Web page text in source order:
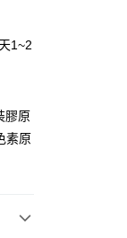
1~2
膠原
素原